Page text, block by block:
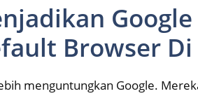
Browser
menguntungkan Google.